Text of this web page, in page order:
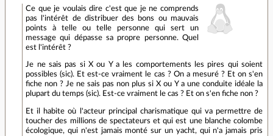
Ce que je voulais dire c'est que je ne comprends
pas l'intérêt de distribuer des bons ou mauvais
points à telle ou telle personne qui sert un
message qui dépasse sa propre personne. Quel
est l'intérêt ?
Je ne sais pas si X ou Y a les comportements les pires qui soient
possibles (sic). Et est-ce vraiment le cas ? On a mesuré ? Et on s'en
fiche non ? Je ne sais pas non plus si X ou Y a une conduite idéale la
plupart du temps (sic). Est-ce vraiment le cas ? Et on s'en fiche non ?
Et il habite où l'acteur principal charismatique qui va permettre de
toucher des millions de spectateurs et qui est une blanche colombe
écologique, qui n'est jamais monté sur un yacht, qui n'a jamais pris